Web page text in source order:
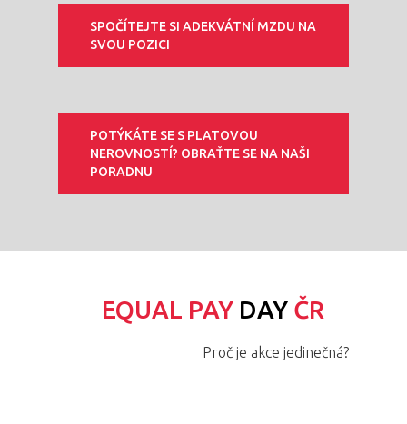
SPOČÍTEJTE SI ADEKVÁTNÍ MZDU NA
SVOU POZICI
POTÝKÁTE SE S PLATOVOU
NEROVNOSTÍ? OBRAŤTE SE NA NAŠI
PORADNU
EQUAL PAY DAYČR
Proč je akce jedinečná?